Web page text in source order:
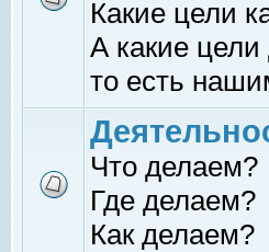
Какие цели
А какие
то есть
Что делаем?
Где делаем?
Как делаем?